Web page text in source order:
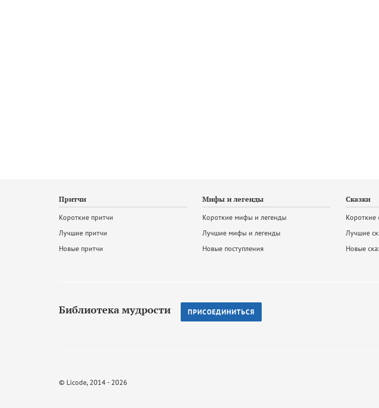
Притчи
Короткие притчи
Лучшие притчи
Новые притчи
Мифы и легенды
Короткие мифы и легенды
Лучшие мифы и легенды
Новые поступления
Сказки
Короткие
Лучшие
Новые
Библиотека мудрости ПРИСОЕДИНИТЬСЯ
© Licode, 2014 - 2026